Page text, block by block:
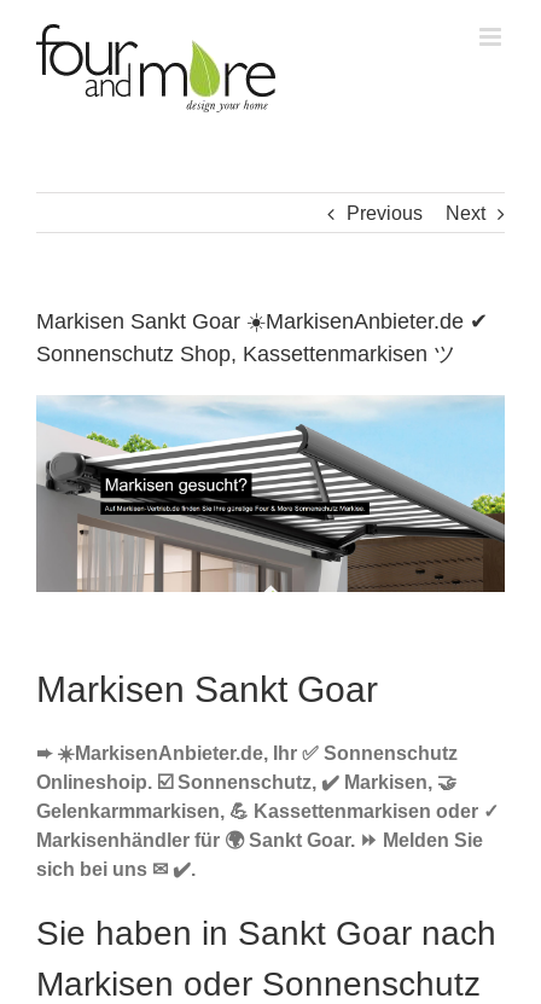
content
Previous Next
Markisen Sankt Goar ☀️MarkisenAnbieter.de ✔
Sonnenschutz Shop, Kassettenmarkisen ツ
Markisen Sankt Goar
➨ ☀️MarkisenAnbieter.de, Ihr ✅ Sonnenschutz
Onlineshoip. ☑️ Sonnenschutz, ✔️ Markisen, 🤝
Gelenkarmmarkisen, 💪 Kassettenmarkisen oder ✓
Markisenhändler für 🌍 Sankt Goar. ⏩ Melden Sie
sich bei uns ✉ ✔️.
Sie haben in Sankt Goar nach
Markisen oder Sonnenschutz